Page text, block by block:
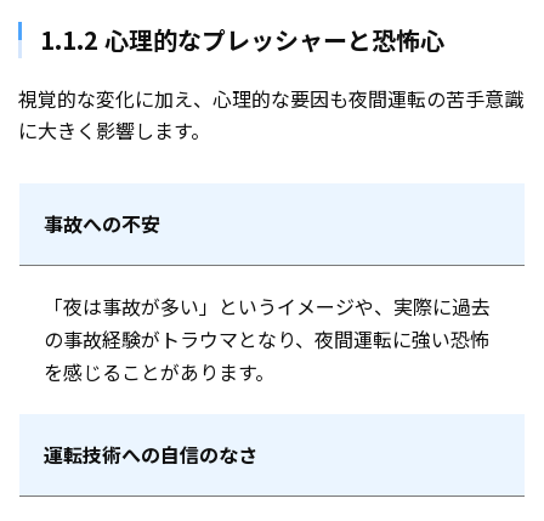
1.1.2 心理的なプレッシャーと恐怖心
視覚的な変化に加え、心理的な要因も夜間運転の苦手意識
に大きく影響します。
事故への不安
「夜は事故が多い」というイメージや、実際に過去
の事故経験がトラウマとなり、夜間運転に強い恐怖
を感じることがあります。
運転技術への自信のなさ